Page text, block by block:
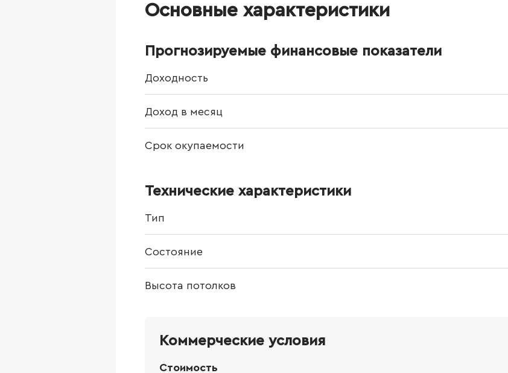
Основные характеристики
Прогнозируемые финансовые показатели
Доходность
Доход в месяц
Срок окупаемости
Технические характеристики
Тип
Состояние
Высота потолков
Коммерческие условия
Стоимость